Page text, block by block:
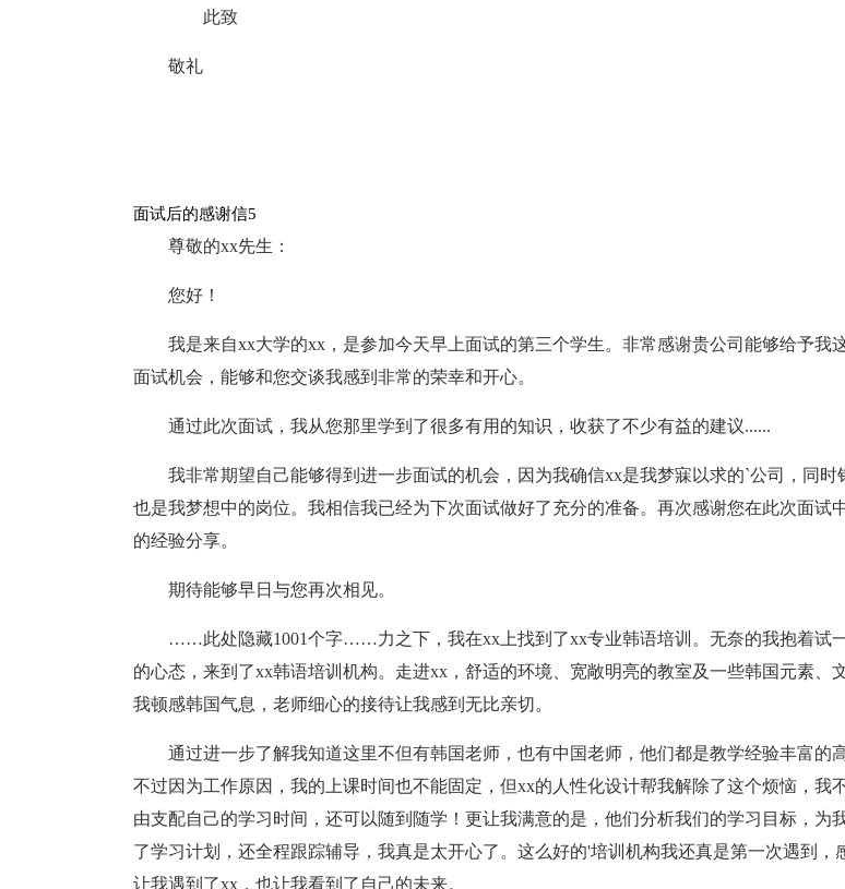
此致
敬礼
面试后的感谢信5
尊敬的xx先生：
您好！
我是来自xx大学的xx，是参加今天早上面试的第三个学生。非常感谢贵公司能够给予我
面试机会，能够和您交谈我感到非常的荣幸和开心。
通过此次面试，我从您那里学到了很多有用的知识，收获了不少有益的建议......
我非常期望自己能够得到进一步面试的机会，因为我确信xx是我梦寐以求的`公司，同时
也是我梦想中的岗位。我相信我已经为下次面试做好了充分的准备。再次感谢您在此次面试
的经验分享。
期待能够早日与您再次相见。
……此处隐藏1001个字……力之下，我在xx上找到了xx专业韩语培训。无奈的我抱着试
的心态，来到了xx韩语培训机构。走进xx，舒适的环境、宽敞明亮的教室及一些韩国元素、
我顿感韩国气息，老师细心的接待让我感到无比亲切。
通过进一步了解我知道这里不但有韩国老师，也有中国老师，他们都是教学经验丰富的
不过因为工作原因，我的上课时间也不能固定，但xx的人性化设计帮我解除了这个烦恼，我
由支配自己的学习时间，还可以随到随学！更让我满意的是，他们分析我们的学习目标，为
了学习计划，还全程跟踪辅导，我真是太开心了。这么好的'培训机构我还真是第一次遇到，
让我遇到了xx，也让我看到了自己的未来。